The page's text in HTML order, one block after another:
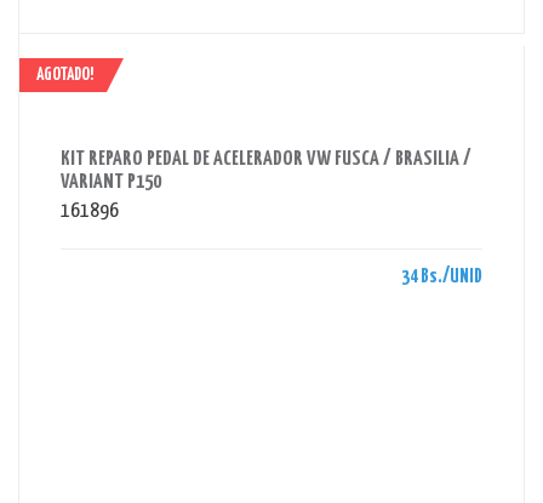
AGOTADO!
KIT REPARO PEDAL DE ACELERADOR VW FUSCA / BRASILIA /
VARIANT P150
161896
34 Bs./UNID